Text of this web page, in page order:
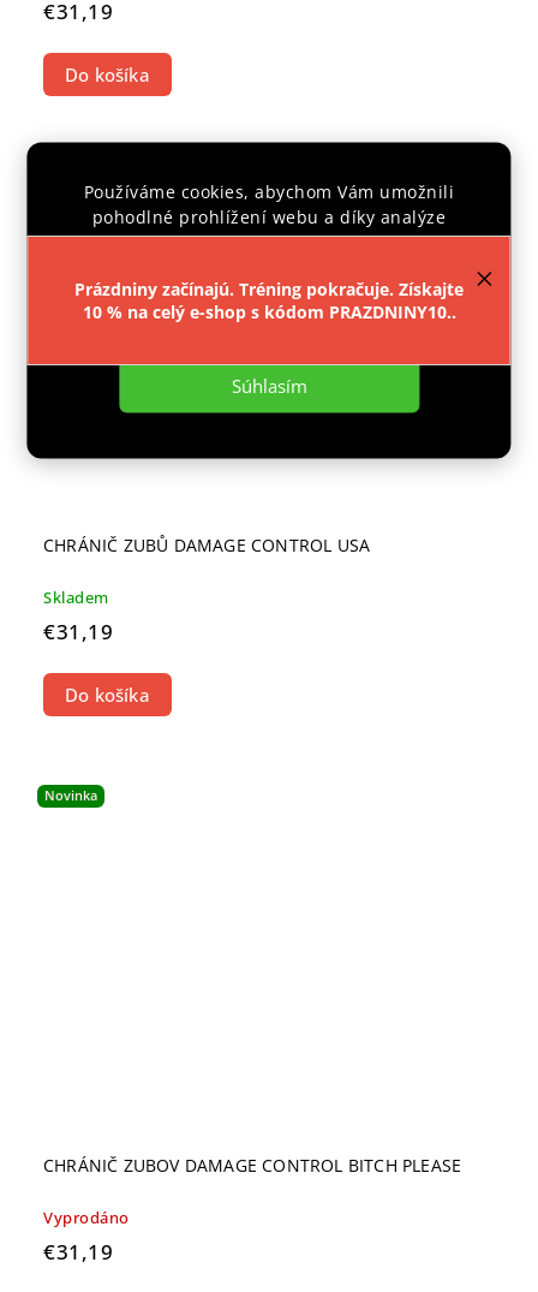
Používáme cookies, abychom Vám umožnili
pohodlné prohlížení webu a díky analýze
provozu webu neustále zlepšovali jeho funkce,
Nastavenie
Súhlasím
Prázdniny začínajú. Tréning pokračuje. Získajte
10 % na celý e-shop s kódom PRAZDNINY10..
€31,19
Do košíka
CHRÁNIČ ZUBŮ DAMAGE CONTROL USA
Skladem
€31,19
Do košíka
Novinka
CHRÁNIČ ZUBOV DAMAGE CONTROL BITCH PLEASE
Vyprodáno
€31,19